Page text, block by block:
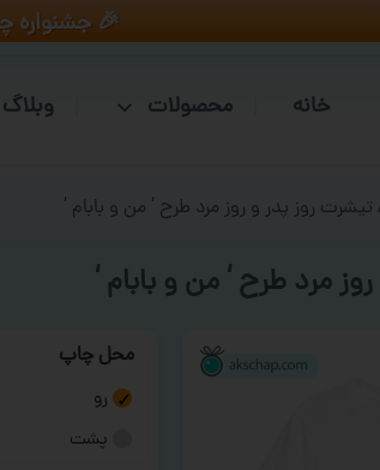
🎉 جشنواره
خانه محصولات وبلاگ
تیشرت روز پدر و روز مرد طرح ‘ من و بابام ‘
مرد طرح ‘ من و بابام ‘
محل چاپ
رو
پشت